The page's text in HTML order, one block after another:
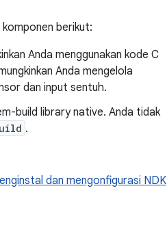
berikut:
Anda menggunakan kode C
Anda mengelola
dan input sentuh.
build library native. Anda tidak
.
dan mengonfigurasi NDK